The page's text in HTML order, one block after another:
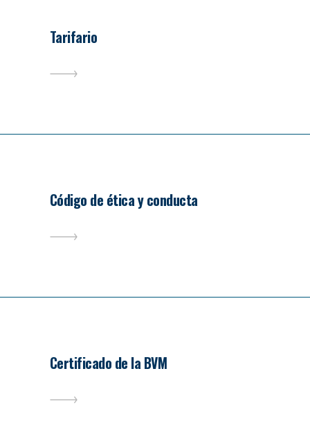
Tarifario
Código de ética y conducta
Certificado de la BVM